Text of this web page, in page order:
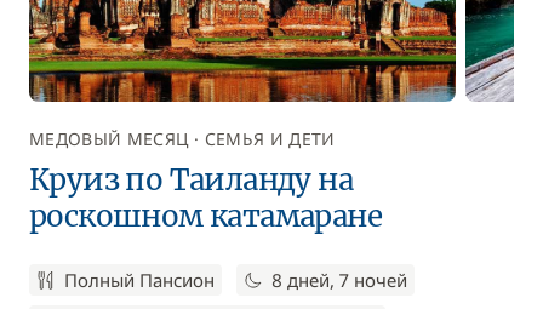
МЕДОВЫЙ МЕСЯЦ СЕМЬЯ И ДЕТИ
Круиз по Таиланду на
роскошном катамаране
Полный Пансион
8 дней, 7 ночей